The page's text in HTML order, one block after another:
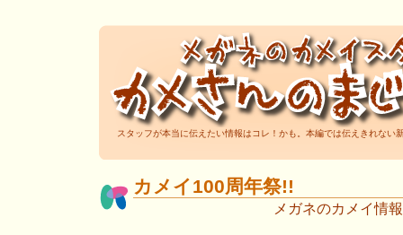
スタッフが本当に伝えたい情報はコレ！かも。本編では伝えきれな
カメイ100周年祭!!
メガネのカメイ情報